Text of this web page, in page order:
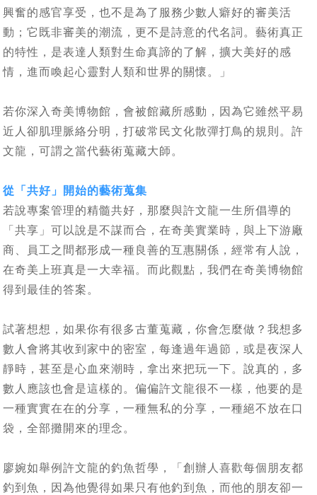
興奮的感官享受，也不是為了服務少數人癖好的審美活
動；它既非審美的潮流，更不是詩意的代名詞。藝術真正
的特性，是表達人類對生命真諦的了解，擴大美好的感
情，進而喚起心靈對人類和世界的關懷。」
若你深入奇美博物館，會被館藏所感動，因為它雖然平易
近人卻肌理脈絡分明，打破常民文化散彈打鳥的規則。許
文龍，可謂之當代藝術蒐藏大師。
從「共好」開始的藝術蒐集
若說專案管理的精髓共好，那麼與許文龍一生所倡導的
「共享」可以說是不謀而合，在奇美實業時，與上下游廠
商、員工之間都形成一種良善的互惠關係，經常有人說，
在奇美上班真是一大幸福。而此觀點，我們在奇美博物館
得到最佳的答案。
試著想想，如果你有很多古董蒐藏，你會怎麼做？我想多
數人會將其收到家中的密室，每逢過年過節，或是夜深人
靜時，甚至是心血來潮時，拿出來把玩一下。說真的，多
數人應該也會是這樣的。偏偏許文龍很不一樣，他要的是
一種實實在在的分享，一種無私的分享，一種絕不放在口
袋，全部攤開來的理念。
廖婉如舉例許文龍的釣魚哲學，「創辦人喜歡每個朋友都
釣到魚，因為他覺得如果只有他釣到魚，而他的朋友卻一